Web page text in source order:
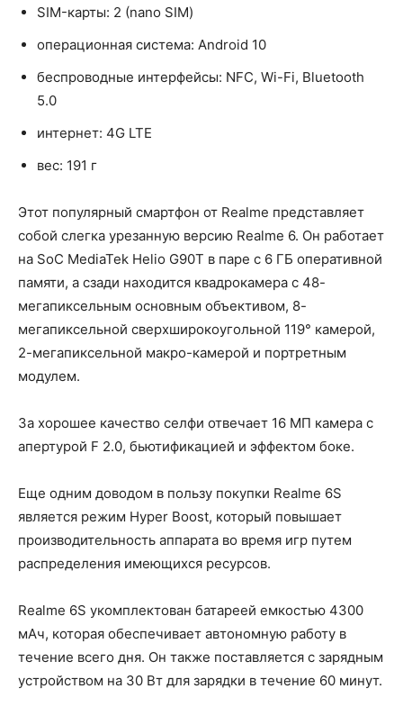
SIM-карты: 2 (nano SIM)
операционная система: Android 10
беспроводные интерфейсы: NFC, Wi-Fi, Bluetooth
5.0
интернет: 4G LTE
вес: 191 г
Этот популярный смартфон от Realme представляет
собой слегка урезанную версию Realme 6. Он работает
на SoC MediaTek Helio G90T в паре с 6 ГБ оперативной
памяти, а сзади находится квадрокамера с 48-
мегапиксельным основным объективом, 8-
мегапиксельной сверхширокоугольной 119° камерой,
2-мегапиксельной макро-камерой и портретным
модулем.
За хорошее качество селфи отвечает 16 МП камера с
апертурой F 2.0, бьютификацией и эффектом боке.
Еще одним доводом в пользу покупки Realme 6S
является режим Hyper Boost, который повышает
производительность аппарата во время игр путем
распределения имеющихся ресурсов.
Realme 6S укомплектован батареей емкостью 4300
мАч, которая обеспечивает автономную работу в
течение всего дня. Он также поставляется с зарядным
устройством на 30 Вт для зарядки в течение 60 минут.